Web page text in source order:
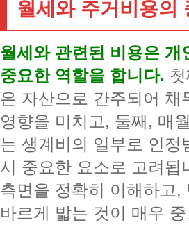
월세와 주거비용의
월세와 관련된 비용은 개
중요한 역할을 합니다.
은 자산으로 간주되어 채
영향을 미치고, 둘째, 매
는 생계비의 일부로 인정
시 중요한 요소로 고려됩
측면을 정확히 이해하고,
바르게 밟는 것이 매우